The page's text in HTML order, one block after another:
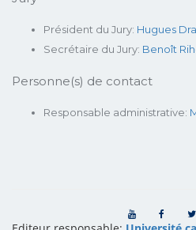
Président du Jury: Hugues
Secrétaire du Jury: Benoît
Personne(s) de contact
Responsable administrative: